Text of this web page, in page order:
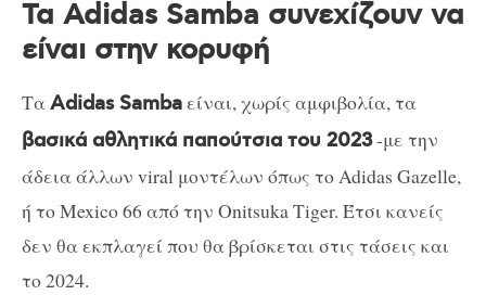
Τα Adidas Samba συνεχίζουν να
είναι στην κορυφή
ΤαAdidas Sambaείναι, χωρίς αμφιβολία, τα
βασικά αθλητικά παπούτσια του 2023-με την
άδεια άλλων viral μοντέλων όπως το Adidas Gazelle,
ή το Mexico 66 από την Onitsuka Tiger. Έτσι κανείς
δεν θα εκπλαγεί που θα βρίσκεται στις τάσεις και
το 2024.